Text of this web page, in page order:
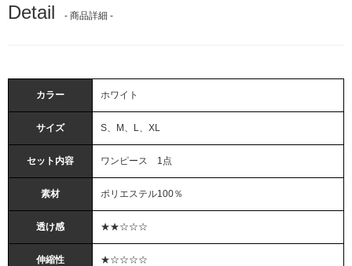
Detail - 商品詳細 -
カラー ホワイト
サイズ S、M、L、XL
セット内容 ワンピース 1点
素材 ポリエステル100％
透け感 ★★☆☆☆
伸縮性 ★☆☆☆☆